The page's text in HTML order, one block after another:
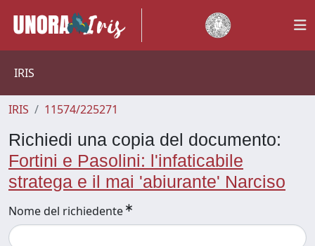
IRIS
IRIS 11574/225271
Richiedi una copia del documento:
Fortini e Pasolini: l'infaticabile
stratega e il mai 'abiurante' Narciso
Nome del richiedente